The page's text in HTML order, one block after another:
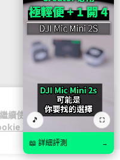
續使用
政
🎵 ⛶
📖 詳細評測 →